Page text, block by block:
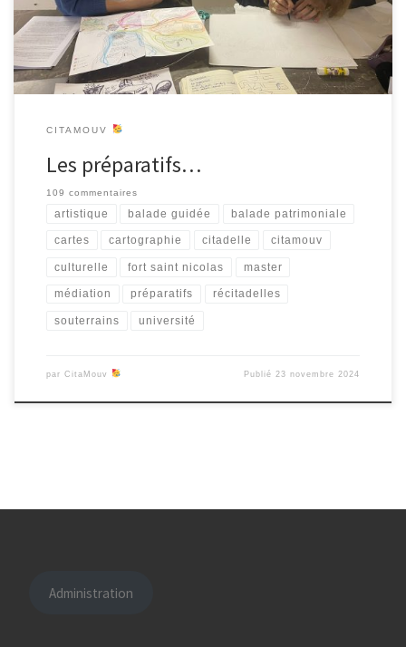
comprises, les récits […]
CITAMOUV
Les préparatifs…
109 commentaires
artistique balade guidée balade patrimoniale
cartes cartographie citadelle citamouv
culturelle fort saint nicolas master
médiation préparatifs récitadelles
souterrains université
par CitaMouv Publié 23 novembre 2024
Administration